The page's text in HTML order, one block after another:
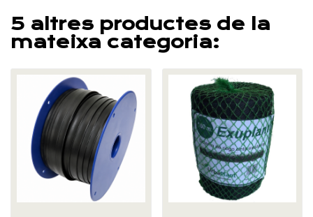
5 altres productes de la
mateixa categoria: